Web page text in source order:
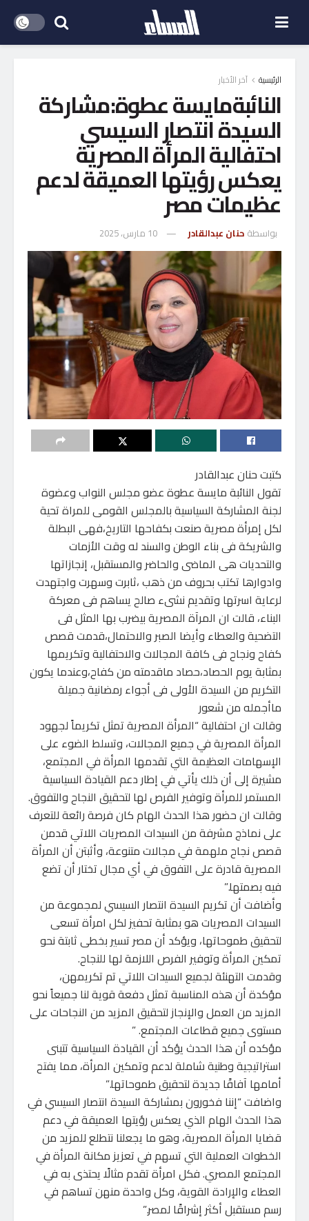
الرئيسية آخر الأخبار
النائبةمايسة عطوة:مشاركة
السيدة انتصار السيسي
احتفالية المرأة المصرية
يعكس رؤيتها العميقة لدعم
عظيمات مصر
بواسطة حنان عبدالقادر 10 مارس، 2025
كتبت حنان عبدالقادر
تقول النائبة مايسة عطوة عضو مجلس النواب وعضوة
لجنة المشاركة السياسية بالمجلس القومى للمراة تحية
لكل إمرأة مصرية صنعت بكفاحها التاريخ،فهى البطلة
والشريكة فى بناء الوطن والسند له وقت الأزمات
والتحديات هى الماضى والحاضر والمستقبل، إنجازاتها
وادوارها تكتب بحروف من ذهب ،ثابرت وسهرت واجتهدت
لرعاية اسرتها وتقديم نشىء صالح يساهم فى معركة
البناء، قالت ان المرآة المصرية بيضرب بها المثل فى
التضحية والعطاء وأيضا الصبر والاحتمال،قدمت قصص
كفاح ونجاح فى كافة المجالات والاحتفالية وتكريمها
بمثابة يوم الحصاد،حصاد ماقدمته من كفاح،وعندما يكون
التكريم من السيدة الأولى فى أجواء رمضانية جميلة
ماأجمله من شعور
وقالت ان احتفالية “المرأة المصرية تمثل تكريماً لجهود
المرأة المصرية في جميع المجالات، وتسلط الضوء على
الإسهامات العظيمة التي تقدمها المرأة في المجتمع،
مشيرة إلى أن ذلك يأتي في إطار دعم القيادة السياسية
المستمر للمرأة وتوفير الفرص لها لتحقيق النجاح والتفوق.
وقالت ان حضور هذا الحدث الهام كان فرصة رائعة للتعرف
على نماذج مشرفة من السيدات المصريات اللاتي قدمن
قصص نجاح ملهمة في مجالات متنوعة، وأثبتن أن المرأة
المصرية قادرة على التفوق في أي مجال تختار أن تضع
فيه بصمتها.”
وأضافت أن تكريم السيدة انتصار السيسي لمجموعة من
السيدات المصريات هو بمثابة تحفيز لكل امرأة تسعى
لتحقيق طموحاتها، ويؤكد أن مصر تسير بخطى ثابتة نحو
تمكين المرأة وتوفير الفرص اللازمة لها للنجاح.
وقدمت التهنئة لجميع السيدات اللاتي تم تكريمهن،
مؤكدة أن هذه المناسبة تمثل دفعة قوية لنا جميعاً نحو
المزيد من العمل والإنجاز لتحقيق المزيد من النجاحات على
مستوى جميع قطاعات المجتمع. ”
مؤكده أن هذا الحدث يؤكد أن القيادة السياسية تتبنى
استراتيجية وطنية شاملة لدعم وتمكين المرأة، مما يفتح
أمامها آفاقًا جديدة لتحقيق طموحاتها.”
واضافت “إننا فخورون بمشاركة السيدة انتصار السيسي في
هذا الحدث الهام الذي يعكس رؤيتها العميقة في دعم
قضايا المرأة المصرية، وهو ما يجعلنا نتطلع للمزيد من
الخطوات العملية التي تسهم في تعزيز مكانة المرأة في
المجتمع المصري. فكل امرأة تقدم مثالًا يحتذى به في
العطاء والإرادة القوية، وكل واحدة منهن تساهم في
رسم مستقبل أكثر إشراقًا لمصر.”